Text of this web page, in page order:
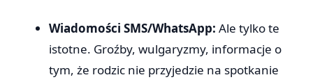
Wiadomości SMS/WhatsApp: Ale tylko te
istotne. Groźby, wulgaryzmy, informacje o
tym, że rodzic nie przyjedzie na spotkanie